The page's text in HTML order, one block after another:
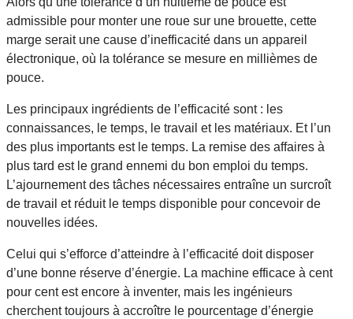
admissible pour monter une roue sur une brouette, cette
marge serait une cause d’inefficacité dans un appareil
électronique, où la tolérance se mesure en millièmes de
pouce.
Les principaux ingrédients de l’efficacité sont : les
connaissances, le temps, le travail et les matériaux. Et l’un
des plus importants est le temps. La remise des affaires à
plus tard est le grand ennemi du bon emploi du temps.
L’ajournement des tâches nécessaires entraîne un surcroît
de travail et réduit le temps disponible pour concevoir de
nouvelles idées.
Celui qui s’efforce d’atteindre à l’efficacité doit disposer
d’une bonne réserve d’énergie. La machine efficace à cent
pour cent est encore à inventer, mais les ingénieurs
cherchent toujours à accroître le pourcentage d’énergie